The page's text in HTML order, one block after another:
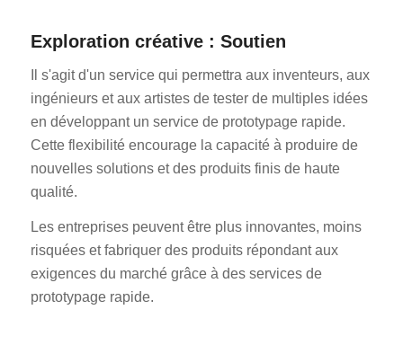
Exploration créative : Soutien
Il s'agit d'un service qui permettra aux inventeurs, aux
ingénieurs et aux artistes de tester de multiples idées
en développant un service de prototypage rapide.
Cette flexibilité encourage la capacité à produire de
nouvelles solutions et des produits finis de haute
qualité.
Les entreprises peuvent être plus innovantes, moins
risquées et fabriquer des produits répondant aux
exigences du marché grâce à des services de
prototypage rapide.